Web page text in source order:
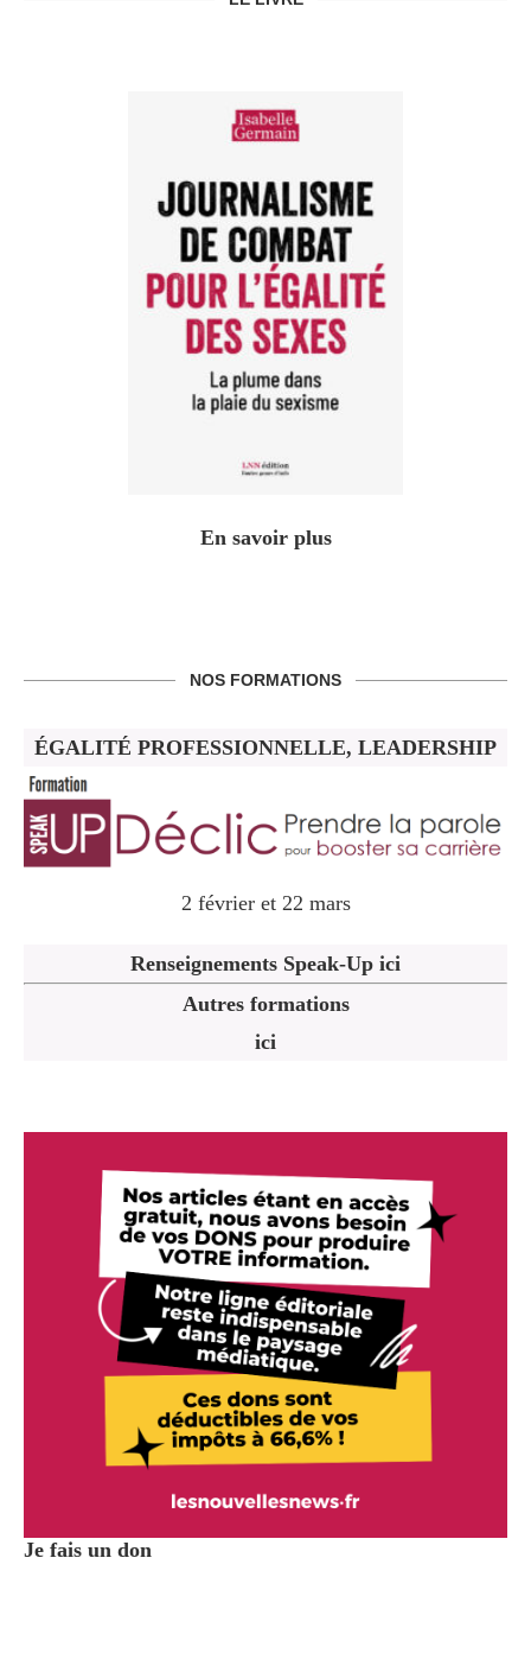
En savoir plus
NOS FORMATIONS
ÉGALITÉ PROFESSIONNELLE, LEADERSHIP
2 février et 22 mars
Renseignements Speak-Up ici
Autres formations
ici
Je fais un don